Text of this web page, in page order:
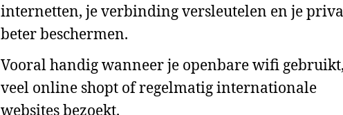
internetten, je verbinding versleutelen en je
beter beschermen.
Vooral handig wanneer je openbare wifi gebruikt,
veel online shopt of regelmatig internationale
websites bezoekt.